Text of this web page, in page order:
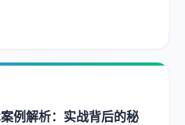
例解析：实战背后的秘